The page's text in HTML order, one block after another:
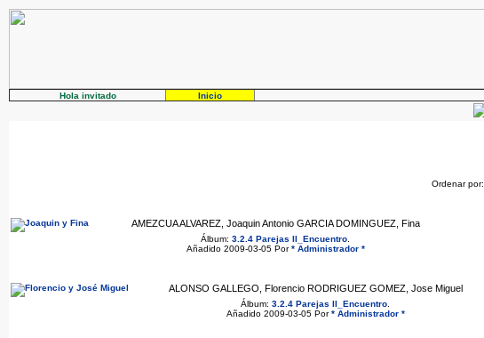
Hola invitado Inicio
Ordenar por:
AMEZCUA ALVAREZ, Joaquin Antonio GARCIA DOMINGUEZ, Fina
Álbum: 3.2.4 Parejas II_Encuentro
Añadido 2009-03-05 Por* Administrador *
ALONSO GALLEGO, Florencio RODRIGUEZ GOMEZ, Jose Miguel
Álbum: 3.2.4 Parejas II_Encuentro
Añadido 2009-03-05 Por* Administrador *